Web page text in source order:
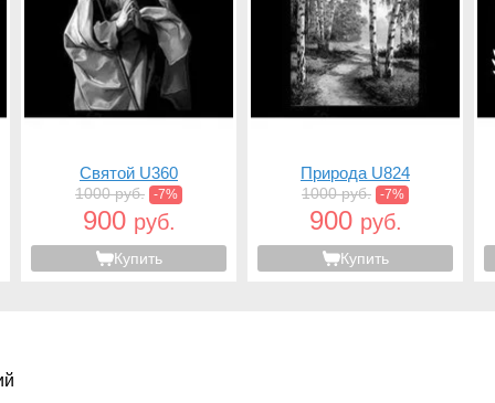
Святой U360
1000 руб. -7%
900 руб.
Купить
Природа U824
1000 руб. -7%
900 руб.
Купить